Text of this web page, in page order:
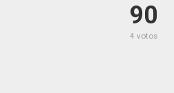
90
4 votos